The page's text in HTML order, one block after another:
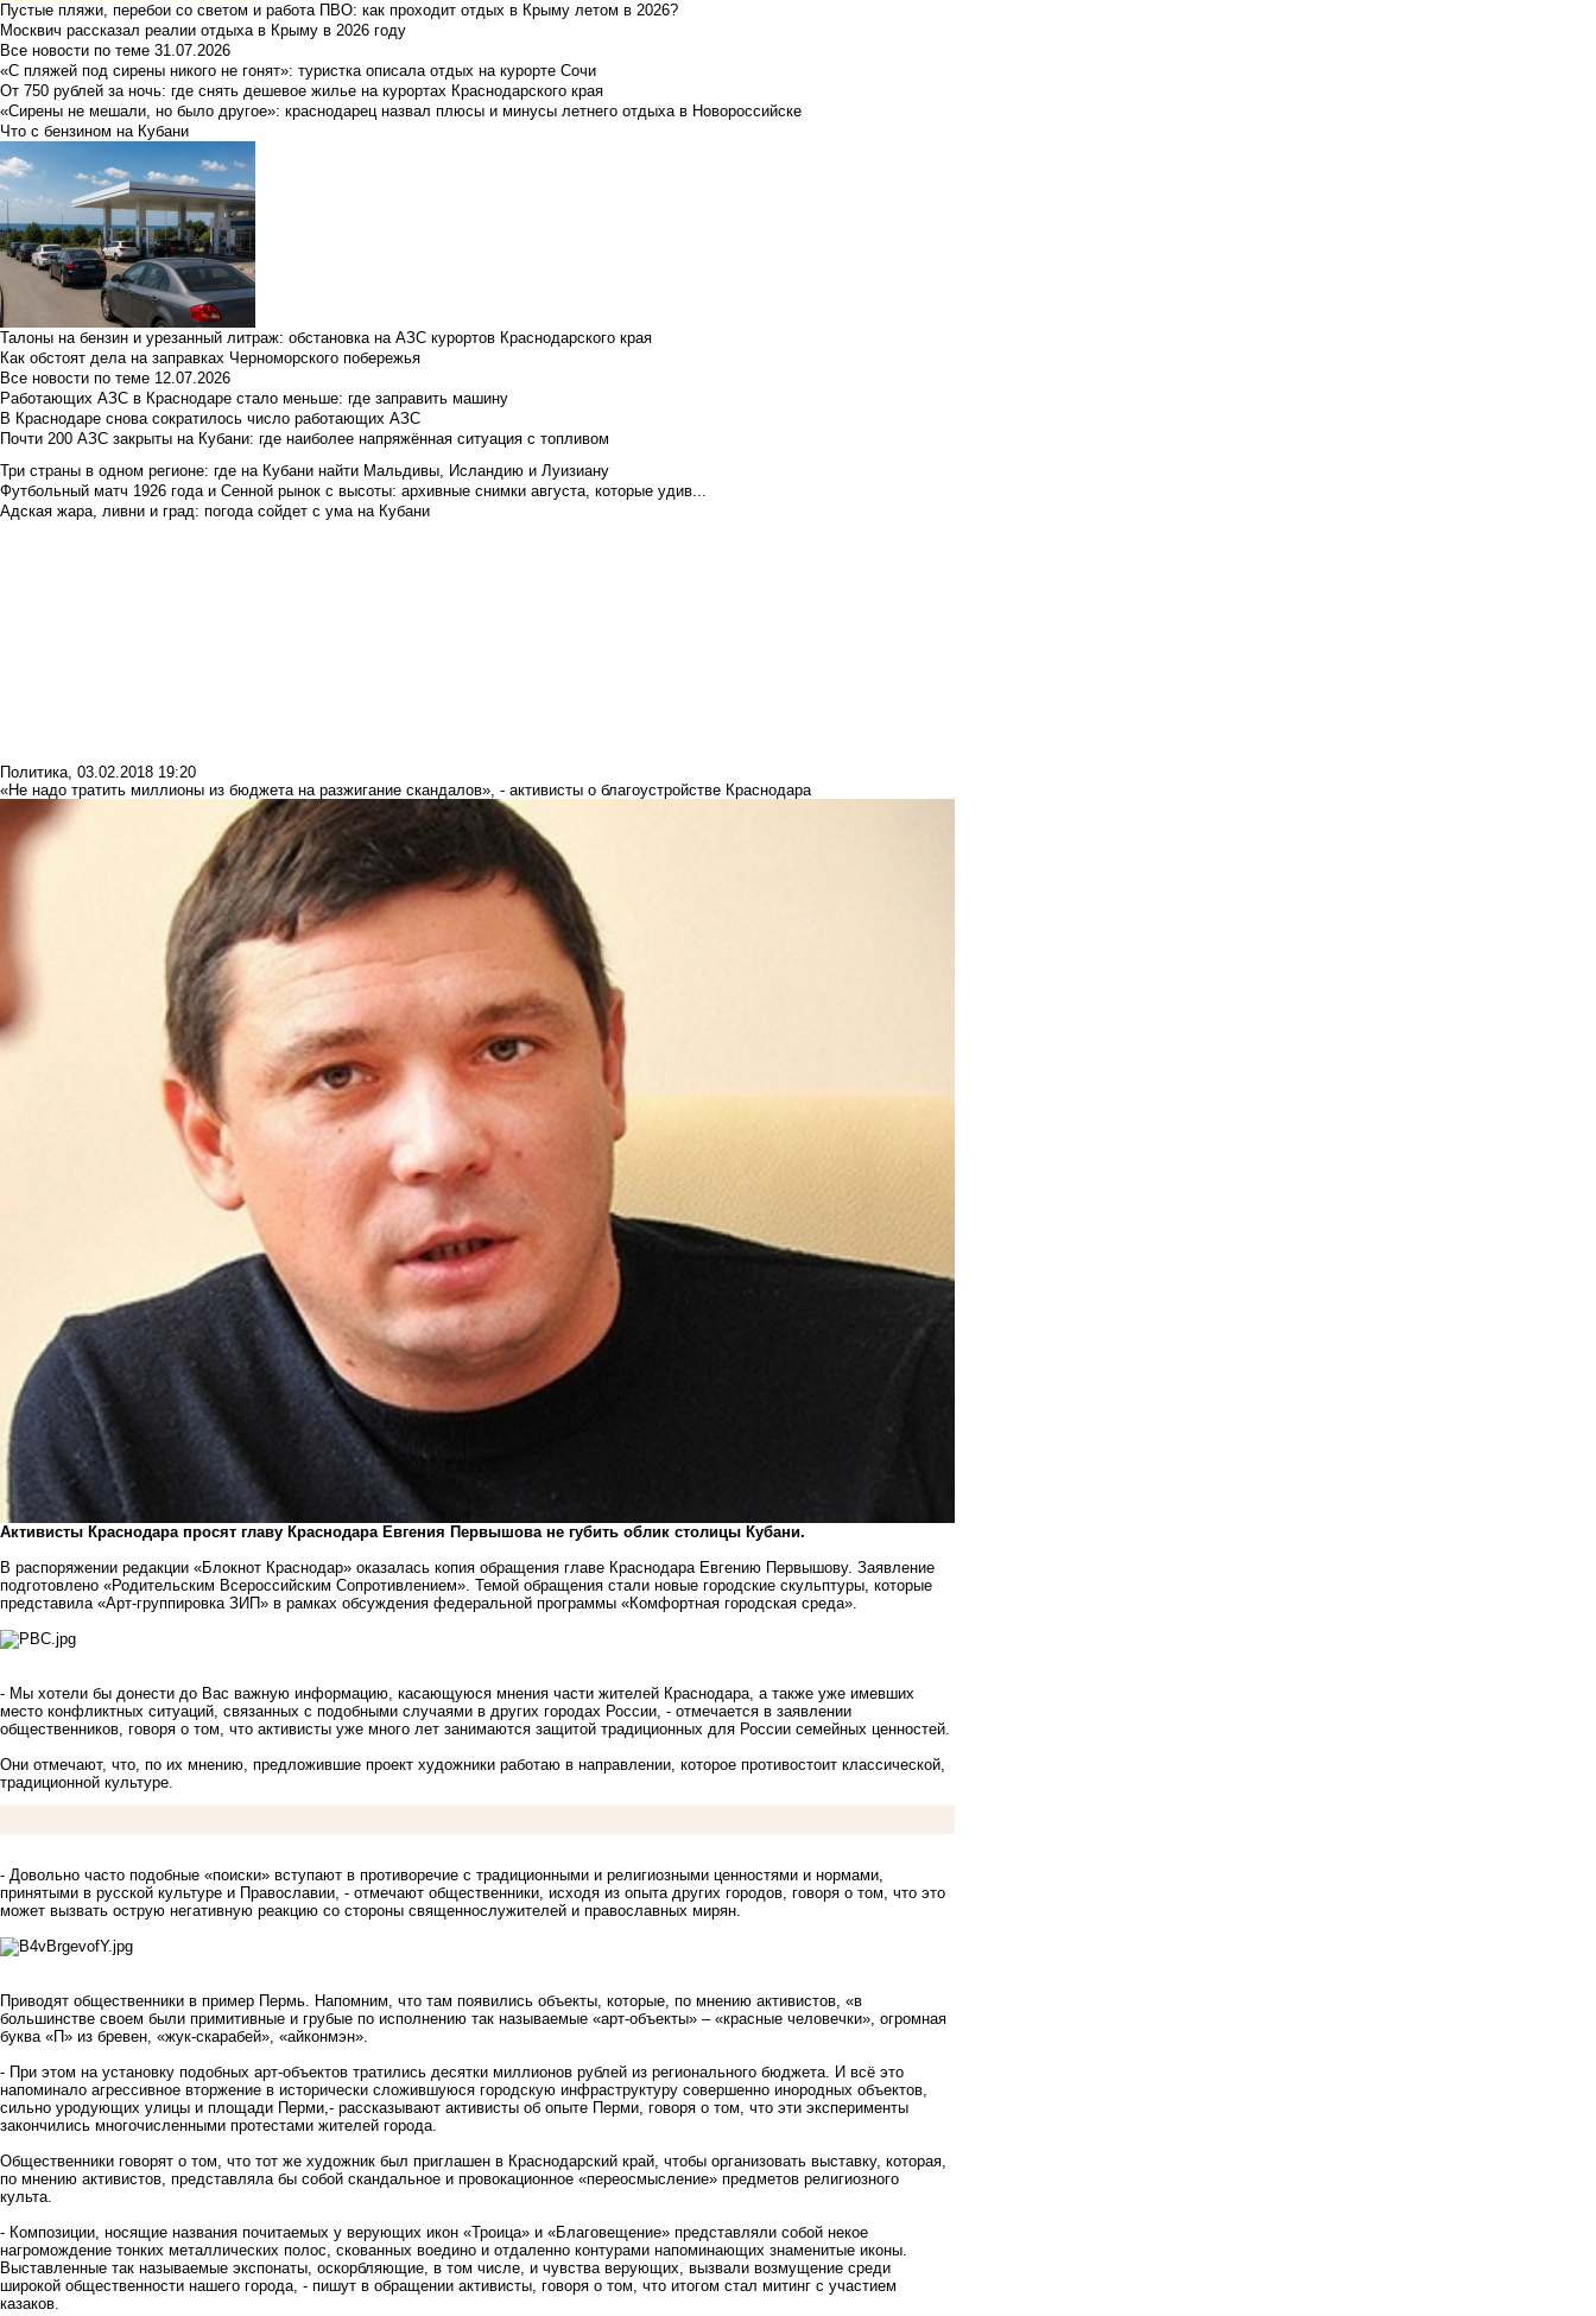
Пустые пляжи, перебои со светом и работа ПВО: как проходит отдых в Крыму летом в 2026?
Москвич рассказал реалии отдыха в Крыму в 2026 году
Все новости по теме 31.07.2026
«С пляжей под сирены никого не гонят»: туристка описала отдых на курорте Сочи
От 750 рублей за ночь: где снять дешевое жилье на курортах Краснодарского края
«Сирены не мешали, но было другое»: краснодарец назвал плюсы и минусы летнего отдыха в Новороссийске
Что с бензином на Кубани
Талоны на бензин и урезанный литраж: обстановка на АЗС курортов Краснодарского края
Как обстоят дела на заправках Черноморского побережья
Все новости по теме 12.07.2026
Работающих АЗС в Краснодаре стало меньше: где заправить машину
В Краснодаре снова сократилось число работающих АЗС
Почти 200 АЗС закрыты на Кубани: где наиболее напряжённая ситуация с топливом
Три страны в одном регионе: где на Кубани найти Мальдивы, Исландию и Луизиану
Футбольный матч 1926 года и Сенной рынок с высоты: архивные снимки августа, которые удив...
Адская жара, ливни и град: погода сойдет с ума на Кубани
Политика, 03.02.2018 19:20
«Не надо тратить миллионы из бюджета на разжигание скандалов», - активисты о благоустройстве Краснодара
Активисты Краснодара просят главу Краснодара Евгения Первышова не губить облик столицы Кубани.
В распоряжении редакции «Блокнот Краснодар» оказалась копия обращения главе Краснодара Евгению Первышову. Заявление
подготовлено «Родительским Всероссийским Сопротивлением». Темой обращения стали новые городские скульптуры, которые
представила «Арт-группировка ЗИП» в рамках обсуждения федеральной программы «Комфортная городская среда».
- Мы хотели бы донести до Вас важную информацию, касающуюся мнения части жителей Краснодара, а также уже имевших
место конфликтных ситуаций, связанных с подобными случаями в других городах России, - отмечается в заявлении
общественников, говоря о том, что активисты уже много лет занимаются защитой традиционных для России семейных ценностей.
Они отмечают, что, по их мнению, предложившие проект художники работаю в направлении, которое противостоит классической,
традиционной культуре.
- Довольно часто подобные «поиски» вступают в противоречие с традиционными и религиозными ценностями и нормами,
принятыми в русской культуре и Православии, - отмечают общественники, исходя из опыта других городов, говоря о том, что это
может вызвать острую негативную реакцию со стороны священнослужителей и православных мирян.
Приводят общественники в пример Пермь. Напомним, что там появились объекты, которые, по мнению активистов, «в
большинстве своем были примитивные и грубые по исполнению так называемые «арт-объекты» – «красные человечки», огромная
буква «П» из бревен, «жук-скарабей», «айконмэн».
- При этом на установку подобных арт-объектов тратились десятки миллионов рублей из регионального бюджета. И всё это
напоминало агрессивное вторжение в исторически сложившуюся городскую инфраструктуру совершенно инородных объектов,
сильно уродующих улицы и площади Перми,- рассказывают активисты об опыте Перми, говоря о том, что эти эксперименты
закончились многочисленными протестами жителей города.
Общественники говорят о том, что тот же художник был приглашен в Краснодарский край, чтобы организовать выставку, которая,
по мнению активистов, представляла бы собой скандальное и провокационное «переосмысление» предметов религиозного
культа.
- Композиции, носящие названия почитаемых у верующих икон «Троица» и «Благовещение» представляли собой некое
нагромождение тонких металлических полос, скованных воедино и отдаленно контурами напоминающих знаменитые иконы.
Выставленные так называемые экспонаты, оскорбляющие, в том числе, и чувства верующих, вызвали возмущение среди
широкой общественности нашего города, - пишут в обращении активисты, говоря о том, что итогом стал митинг с участием
казаков.